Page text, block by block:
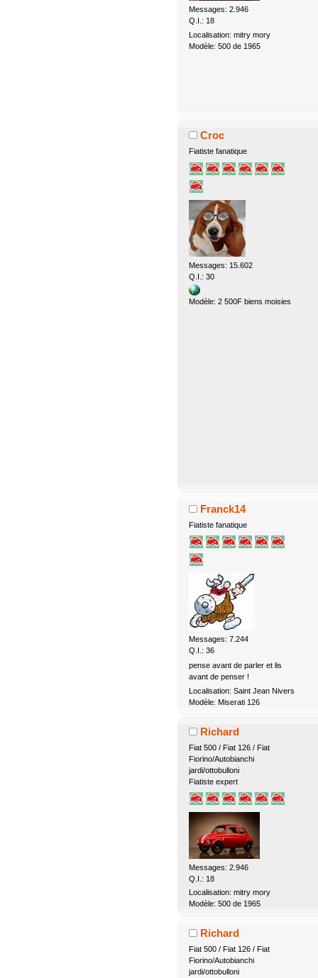
Messages: 2.946
Q.I.: 18
Localisation: mitry mory
Modèle: 500 de 1965
Croc
Fiatiste fanatique
Messages: 15.602
Q.I.: 30
Modèle: 2 500F biens moisies
Franck14
Fiatiste fanatique
Messages: 7.244
Q.I.: 36
pense avant de parler et lis
avant de penser !
Localisation: Saint Jean Nivers
Modèle: Miserati 126
Richard
Fiat 500 / Fiat 126 / Fiat
Fiorino/Autobianchi
jardi/ottobulloni
Fiatiste expert
Messages: 2.946
Q.I.: 18
Localisation: mitry mory
Modèle: 500 de 1965
Richard
Fiat 500 / Fiat 126 / Fiat
Fiorino/Autobianchi
jardi/ottobulloni